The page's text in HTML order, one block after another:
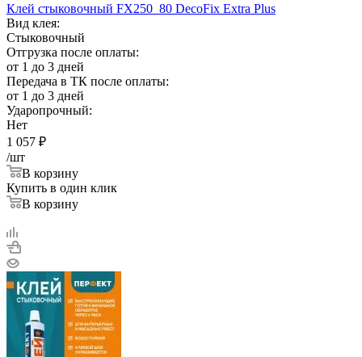
Клей стыковочный FX250_80 DecoFix Extra Plus
Вид клея:
Стыковочный
Отгрузка после оплаты:
от 1 до 3 дней
Передача в ТК после оплаты:
от 1 до 3 дней
Ударопрочный:
Нет
1 057 ₽
/шт
В корзину
Купить в один клик
В корзину